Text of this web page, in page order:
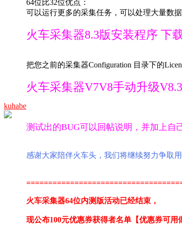
kuhabe
64位比32位优点：
可以运行更多的采集任务，可以处理大量数
火车采集器8.3版安装程序 下
把您之前的采集器Configuration 目录下的
火车采集器V7V8手动升级
测试出的BUG可以回帖说明，并加上自
感谢大家陪伴火车头，我们将继续努力争取
火车采集器64位内测版活动已经结束，
现公布100元优惠券获得者名单【优惠券可